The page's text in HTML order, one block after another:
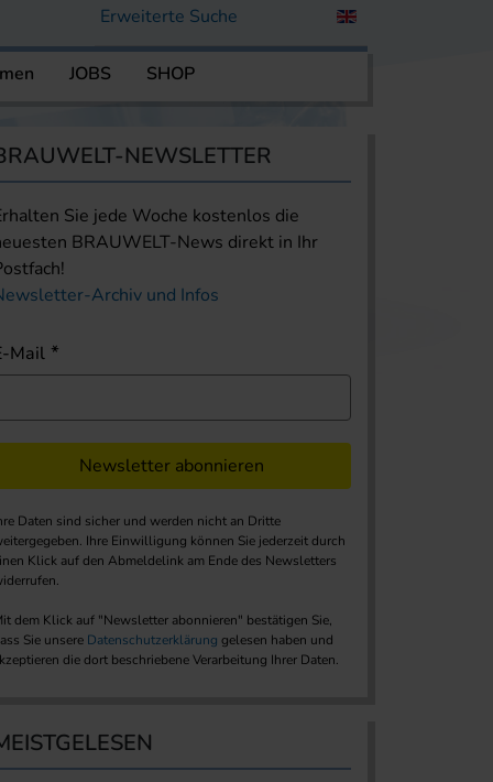
Erweiterte Suche
JOBS SHOP
NEWSLETTER
Sie jede Woche kostenlos die
BRAUWELT-News direkt in Ihr
Archiv und Infos
Mail
Newsletter abonnieren
Daten sind sicher und werden nicht an Dritte
Ihre Einwilligung können Sie jederzeit durch
Klick auf den Abmeldelink am Ende des Newsletters
dem Klick auf "Newsletter abonnieren" bestätigen Sie,
Sie unsere Datenschutzerklärung gelesen haben und
die dort beschriebene Verarbeitung Ihrer Daten.